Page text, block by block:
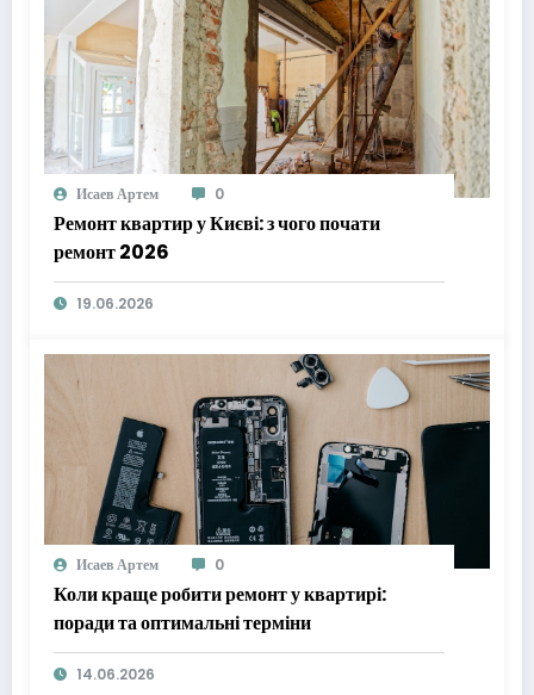
Исаев Артем 0
Ремонт квартир у Києві: з чого почати
ремонт 2026
19.06.2026
Исаев Артем 0
Коли краще робити ремонт у квартирі:
поради та оптимальні терміни
14.06.2026